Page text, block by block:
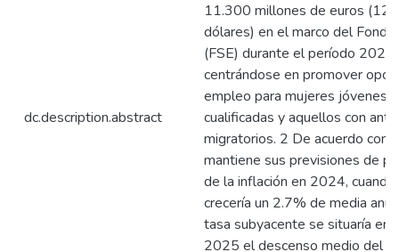
dc.description.abstract
11.300 millones de euros
dólares) en el marco del
(FSE) durante el período
centrándose en promover
empleo para mujeres jóvenes,
cualificadas y aquellos con
migratorios. 2 De acuerdo con
mantiene sus previsiones de
de la inflación en 2024,
crecería un 2.7% de media
tasa subyacente se situaría en
2025 el descenso medio del